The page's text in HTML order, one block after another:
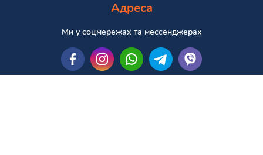
Адреса
Ми у соцмережах та мессенджерах